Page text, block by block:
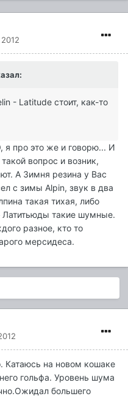
- Latitude стоит, как-то
про это же и говорю... И
вопрос и возник,
А Зимня резина у Вас
с зимы Alpin, звук в два
такая тихая, либо
Латитьюды такие шумные.
разное, кто то
мерсидеса.
Катаюсь на новом кошаке
гольфа. Уровень шума
большего